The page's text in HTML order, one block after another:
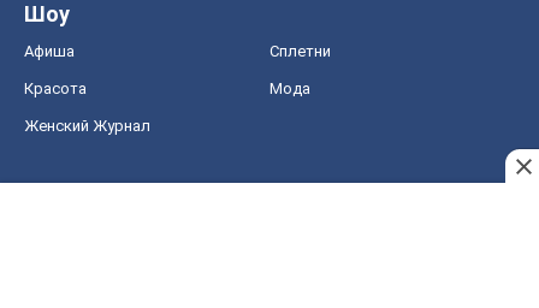
Шоу
Афиша Сплетни
Красота Мода
Женский Журнал